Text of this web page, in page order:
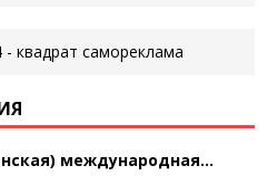
международная...